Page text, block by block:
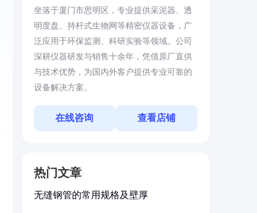
坐落于厦门市思明区，专业提供采泥器、透
明度盘、持杆式生物网等精密仪器设备，广
泛应用于环保监测、科研实验等领域。公司
深耕仪器研发与销售十余年，凭借原厂直供
与技术优势，为国内外客户提供专业可靠的
设备解决方案。
在线咨询 查看店铺
热门文章
无缝钢管的常用规格及壁厚